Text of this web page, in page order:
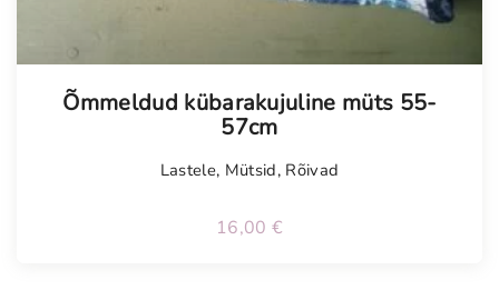
Õmmeldud kübarakujuline müts 55-
57cm
Lastele, Mütsid, Rõivad
16,00 €